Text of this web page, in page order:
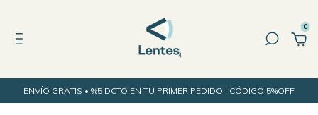
0
ENVÍO GRATIS • %5 DCTO EN TU PRIMER PEDIDO : CÓDIGO 5%OFF